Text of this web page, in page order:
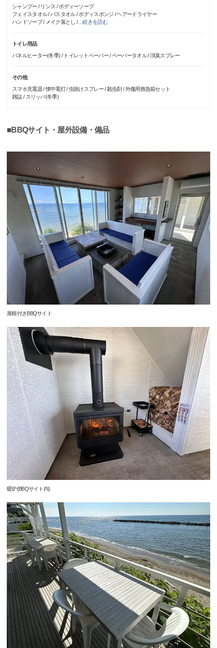
シャンプー / リンス / ボディーソープ
フェイスタオル / バスタオル / ボディスポンジ / ヘアードライヤー
ハンドソープ / メイク落とし /…続きを読む
トイレ用品
パネルヒーター(冬季) / トイレットペーパー / ペーパータオル / 消臭スプレー
その他
スマホ充電器 / 懐中電灯 / 虫除けスプレー / 殺虫剤 / 外傷用救急箱セット
雑誌 / スリッパ(冬季)
■BBQサイト・屋外設備・備品
屋根付きBBQサイト
暖炉(BBQサイト内)